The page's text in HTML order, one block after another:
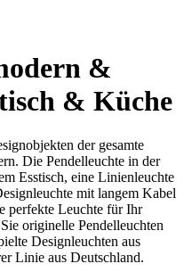
&
& Küche
der gesamte
Die Pendelleuchte in der
Esstisch, eine Linienleuchte
mit langem Kabel
perfekte Leuchte für Ihr
originelle Pendelleuchten
Designleuchten aus
Linie aus Deutschland.